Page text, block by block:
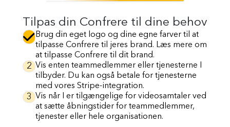
Tilpas din Confrere til dine behov
Brug din eget logo og dine egne farver til at
tilpasse Confrere til jeres brand. Læs mere om
at tilpasse Confrere til dit brand.
2 Vis enten teammedlemmer eller tjenesterne I
tilbyder. Du kan også betale for tjenesterne
med vores Stripe-integration.
3
Vis når I er tilgængelige for videosamtaler ved
at sætte åbningstider for teammedlemmer,
tjenester eller hele organisationen.